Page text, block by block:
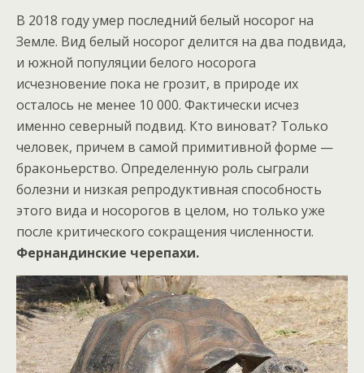
В 2018 году умер последний белый носорог на
Земле. Вид белый носорог делится на два подвида,
и южной популяции белого носорога
исчезновение пока не грозит, в природе их
осталось не менее 10 000. Фактически исчез
именно северный подвид. Кто виноват? Только
человек, причем в самой примитивной форме —
браконьерство. Определенную роль сыграли
болезни и низкая репродуктивная способность
этого вида и носорогов в целом, но только уже
после критического сокращения численности.
Фернандинские черепахи.